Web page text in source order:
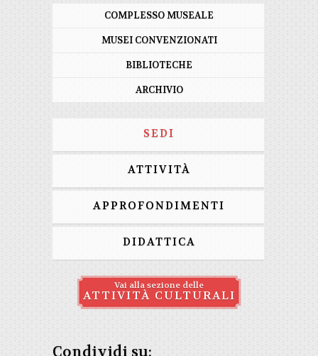
COMPLESSO MUSEALE
MUSEI CONVENZIONATI
BIBLIOTECHE
ARCHIVIO
SEDI
ATTIVITÀ
APPROFONDIMENTI
DIDATTICA
Vai alla sezione delle
ATTIVITÀ CULTURALI
Condividi su: